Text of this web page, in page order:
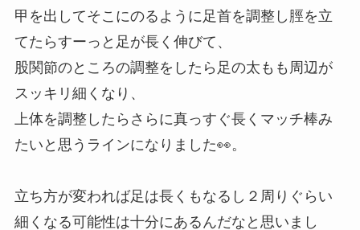
甲を出してそこにのるように足首を調整し脛を立
てたらすーっと足が長く伸びて、
股関節のところの調整をしたら足の太もも周辺が
スッキリ細くなり、
上体を調整したらさらに真っすぐ長くマッチ棒み
たいと思うラインになりました👀。
立ち方が変われば足は長くもなるし２周りぐらい
細くなる可能性は十分にあるんだなと思いまし